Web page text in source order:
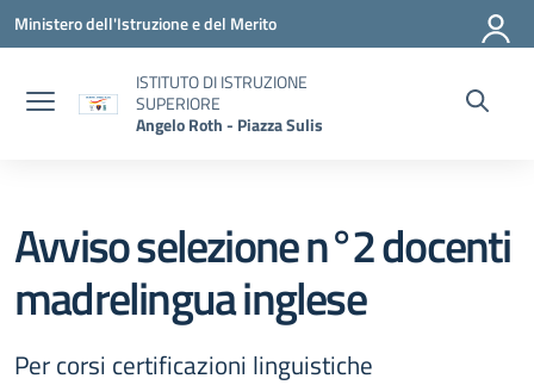
Vai ai contenuti
Vai al menu di navigazione
Vai al footer
Ministero dell'Istruzione e del Merito
ISTITUTO DI ISTRUZIONE
SUPERIORE
Angelo Roth - Piazza Sulis
Avviso selezione n°2 docenti
madrelingua inglese
Per corsi certificazioni linguistiche